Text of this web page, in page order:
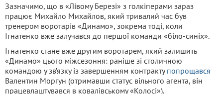
Зазначимо, що в «Лівому Березі» з голкіперами зараз
працює Михайло Михайлов, який тривалий час був
тренером воротарів «Динамо», зокрема тоді, коли
Ігнатенко вже залучався до першої команди «біло-синіх».
Ігнатенко стане вже другим воротарем, який залишить
«Динамо» цього міжсезоння: раніше зі столичною
командою у зв’язку із завершенням контрактупопрощався
Валентин Моргун (отримавши статус вільного агента, він
працевлаштувався в ковалівському «Колосі»).